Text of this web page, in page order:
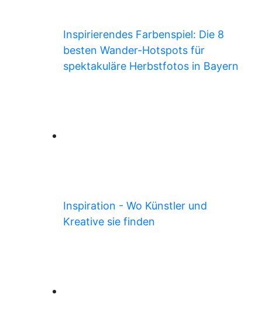
Inspirierendes Farbenspiel: Die 8
besten Wander-Hotspots für
spektakuläre Herbstfotos in Bayern
Inspiration - Wo Künstler und
Kreative sie finden